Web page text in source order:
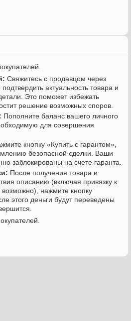
Свяжитесь с продавцом через
актуальность товара и
Это поможет избежать
решение возможных споров.
Пополните баланс вашего личного
для совершения
кнопку «Купить с гарантом»,
безопасной сделки. Ваши
заблокированы на счете гаранта.
После получения товара и
описанию (включая привязку к
нажмите кнопку
этого деньги будут переведены